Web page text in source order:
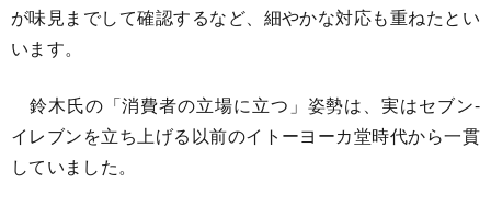
が味見までして確認するなど、細やかな対応も重ねたとい
います。
鈴木氏の「消費者の立場に立つ」姿勢は、実はセブン-
イレブンを立ち上げる以前のイトーヨーカ堂時代から一貫
していました。